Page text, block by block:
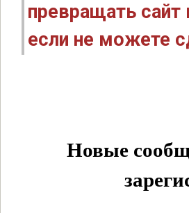
превращать сайт
если не можете
Новые